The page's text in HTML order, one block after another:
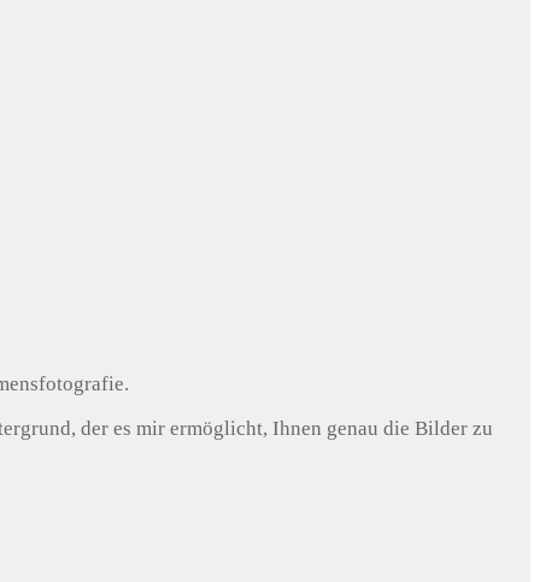
der es mir ermöglicht, Ihnen genau die Bilder zu